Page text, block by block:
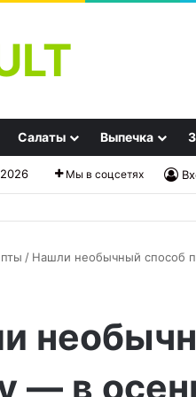
Салаты Выпечка
Мы в соцсетях
/ Нашли необычный способ
— в
хлебный
домашний